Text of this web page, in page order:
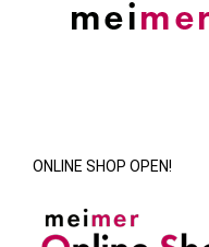
ONLINE SHOP OPEN!